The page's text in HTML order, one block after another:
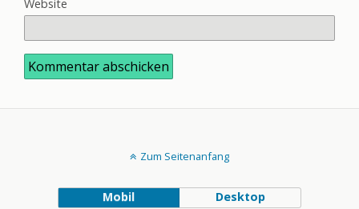
Website
Zum Seitenanfang
Mobil Desktop